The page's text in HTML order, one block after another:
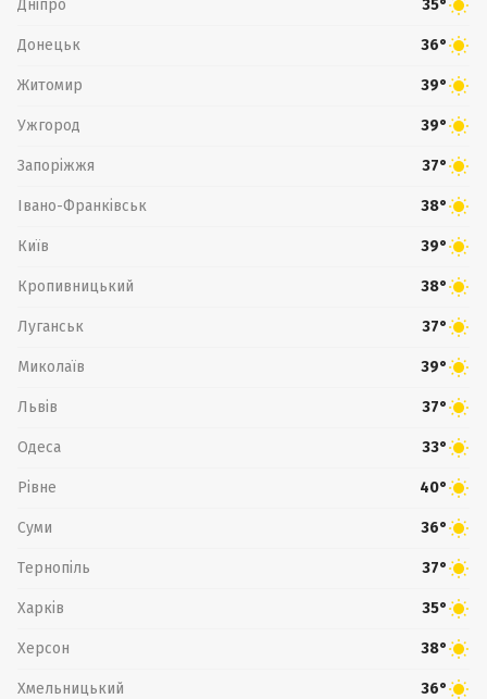
Дніпро 35°
Донецьк 36°
Житомир 39°
Ужгород 39°
Запоріжжя 37°
Івано-Франківськ 38°
Київ 39°
Кропивницький 38°
Луганськ 37°
Миколаїв 39°
Львів 37°
Одеса 33°
Рівне 40°
Суми 36°
Тернопіль 37°
Харків 35°
Херсон 38°
Хмельницький 36°